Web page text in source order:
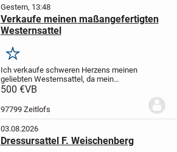
Gestern, 13:48
Verkaufe meinen maßangefertigten
Westernsattel
Merken
Ich verkaufe schweren Herzens meinen
geliebten Westernsattel, da mein
Haflinger inzwischen zu alt geworden ist
kann.Der Sattel ist maßangefertigt,
500 €VB
97799 Zeitlofs
03.08.2026
Dressursattel F. Weischenberg